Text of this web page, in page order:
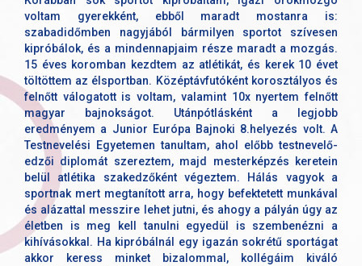
voltam gyerekként, ebből maradt mostanra is:
szabadidőmben nagyjából bármilyen sportot szívesen
kipróbálok, és a mindennapjaim része maradt a mozgás.
15 éves koromban kezdtem az atlétikát, és kerek 10 évet
töltöttem az élsportban. Középtávfutóként korosztályos és
felnőtt válogatott is voltam, valamint 10x nyertem felnőtt
magyar bajnokságot. Utánpótlásként a legjobb
eredményem a Junior Európa Bajnoki 8.helyezés volt. A
Testnevelési Egyetemen tanultam, ahol előbb testnevelő-
edzői diplomát szereztem, majd mesterképzés keretein
belül atlétika szakedzőként végeztem. Hálás vagyok a
sportnak mert megtanított arra, hogy befektetett munkával
és alázattal messzire lehet jutni, és ahogy a pályán úgy az
életben is meg kell tanulni egyedül is szembenézni a
kihívásokkal. Ha kipróbálnál egy igazán sokrétű sportágat
akkor keress minket bizalommal, kollégáim kiváló